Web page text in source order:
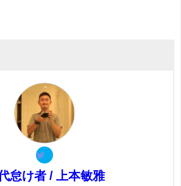
怠け者 / 上本敏雅